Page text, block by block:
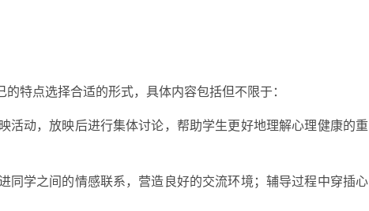
特点选择合适的形式，具体内容包括但不限于：
活动，放映后进行集体讨论，帮助学生更好地理解心理健康的重
同学之间的情感联系，营造良好的交流环境；辅导过程中穿插心